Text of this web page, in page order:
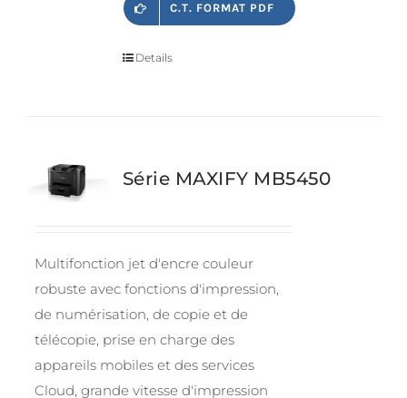
C.T. FORMAT PDF
Details
Série MAXIFY MB5450
Multifonction jet d'encre couleur
robuste avec fonctions d'impression,
de numérisation, de copie et de
télécopie, prise en charge des
appareils mobiles et des services
Cloud, grande vitesse d'impression